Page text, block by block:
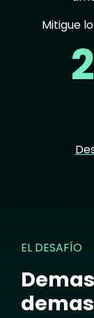
Mitigue
EL DESAFÍO